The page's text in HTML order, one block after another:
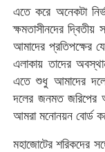
এতে করে অনেকটা
ক্ষমতাসীনদের
আমাদের প্রতিপক্ষের
এলাকায় তাদের
এতে শুধু আমাদের
দলের জনমত জরিপের
আমরা মনোনয়ন বোর্ড
মহাজোটের শরিকদের